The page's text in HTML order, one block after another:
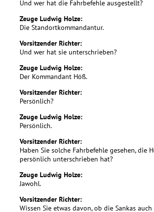
Und wer hat die Fahrbefehle ausgestellt?
Zeuge Ludwig Holze:
Die Standortkommandantur.
Vorsitzender Richter:
Und wer hat sie unterschrieben?
Zeuge Ludwig Holze:
Der Kommandant Höß.
Vorsitzender Richter:
Persönlich?
Zeuge Ludwig Holze:
Persönlich.
Vorsitzender Richter:
Haben Sie solche Fahrbefehle gesehen, die
persönlich unterschrieben hat?
Zeuge Ludwig Holze:
Jawohl.
Vorsitzender Richter:
Wissen Sie etwas davon, ob die Sankas auch